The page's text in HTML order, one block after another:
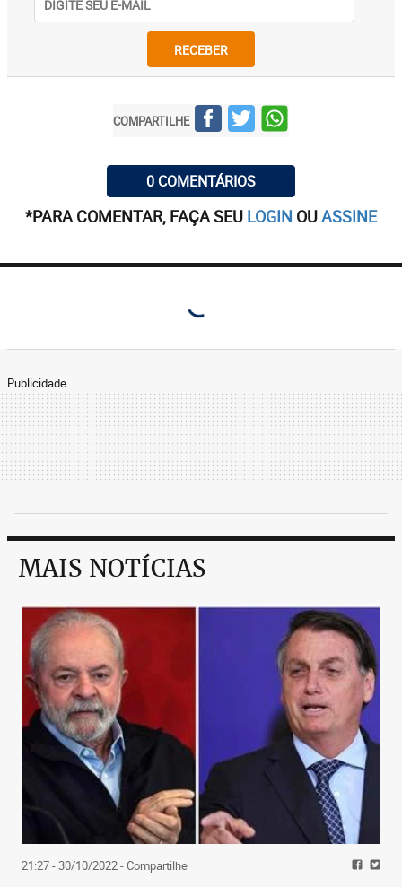
RECEBER
COMPARTILHE
0 COMENTÁRIOS
*PARA COMENTAR, FAÇA SEU LOGIN OUASSINE
Publicidade
MAIS NOTÍCIAS
21:27 - 30/10/2022- Compartilhe